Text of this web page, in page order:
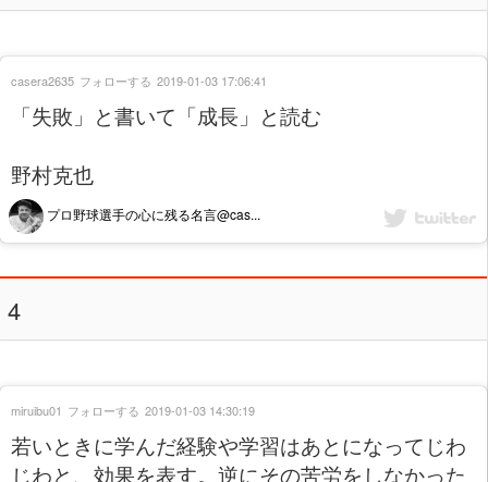
「失敗」と書いて「成長」と読む
野村克也
プロ野球選手の心に残る名言@cas...
casera2635 フォローする 2019-01-03 17:06:41
4
若いときに学んだ経験や学習はあとになってじわ
じわと、効果を表す。逆にその苦労をしなかった
miruibu01 フォローする 2019-01-03 14:30:19